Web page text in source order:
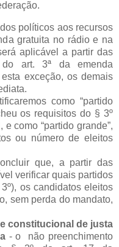
políticos aos recursos
gratuita no rádio e na
aplicável a partir das
art. 3ª da emenda
exceção, os demais
como “partido
os requisitos do § 3º
como “partido grande”,
ou número de eleitos
que, a partir das
verificar quais partidos
os candidatos eleitos
sem perda do mandato,
constitucional de justa
- o não preenchimento